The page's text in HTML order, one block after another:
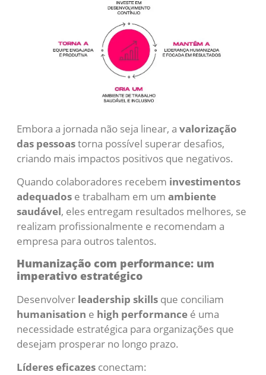
Embora a jornada não seja linear, a valorização
das pessoastorna possível superar desafios,
criando mais impactos positivos que negativos.
Quando colaboradores recebem investimentos
adequados e trabalham em um ambiente
saudável, eles entregam resultados melhores, se
realizam profissionalmente e recomendam a
empresa para outros talentos.
Humanização com performance: um
imperativo estratégico
Desenvolver leadership skills que conciliam
humanisation e high performance é uma
necessidade estratégica para organizações que
desejam prosperar no longo prazo.
Líderes eficazes conectam: